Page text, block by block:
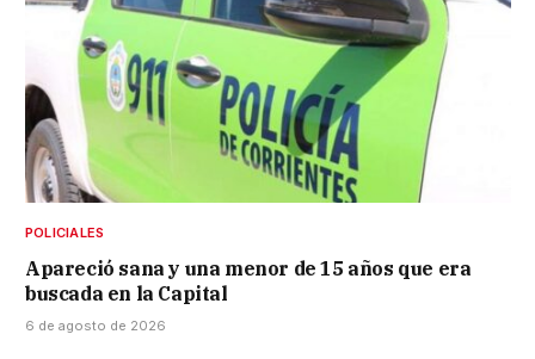
POLICIALES
Apareció sana y una menor de 15 años que era
buscada en la Capital
6 de agosto de 2026